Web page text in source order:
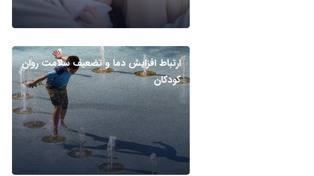
ارتباط افزایش دما و تضعیف سلامت روان
کودکان